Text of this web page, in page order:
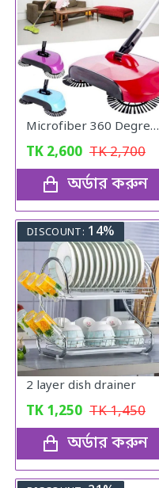
Microfiber 360 Degree Regular Rotary/Spin Mop Floor Cleaning Mop
TK 2,600 TK2,700
অর্ডার করুন
DISCOUNT: 14%
2 layer dish drainer
TK 1,250 TK1,450
অর্ডার করুন